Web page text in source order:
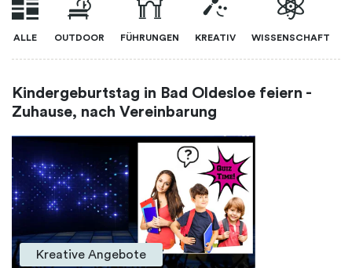
ALLE OUTDOOR FÜHRUNGEN KREATIV WISSENSCHAFT
Kindergeburtstag in Bad Oldesloe feiern -
Zuhause, nach Vereinbarung
Kreative Angebote